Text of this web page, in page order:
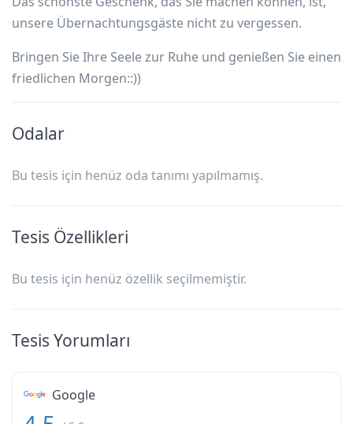
unsere Übernachtungsgäste nicht zu vergessen.
Bringen Sie Ihre Seele zur Ruhe und genießen Sie einen
friedlichen Morgen::))
Odalar
Bu tesis için henüz oda tanımı yapılmamış.
Tesis Özellikleri
Bu tesis için henüz özellik seçilmemiştir.
Tesis Yorumları
Google